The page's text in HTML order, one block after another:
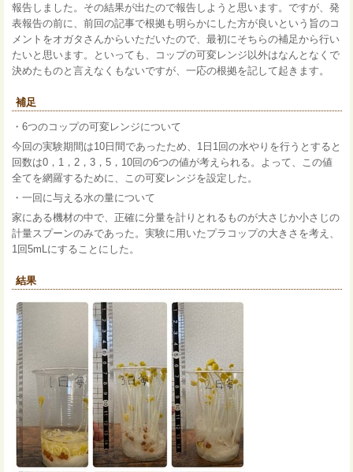
報告しました。その結果が出たので報告しようと思います。ですが、発
表報告の前に、前回の記事で根拠も明らかにした方が良いという旨のコ
メントをオガタさんからいただいたので、最初にそちらの補足から行い
たいと思います。といっても、コップの可変レンジ以外はなんとなくで
決めたものと言えなくもないですが、一応の根拠を記して起きます。
補足
・6つのコップの可変レンジについて
今回の実験期間は10日間であったため、1日1回の水やりを行うとすると
回数は0，1，2，3，5，10回の6つの値が考えられる。よって、この値
全てを網羅するために、この可変レンジを設定した。
・一回に与える水の量について
家にある機材の中で、正確に分量を計りとれるものが大さじか小さじの
計量スプーンのみであった。実験に用いたプラコップの大きさを考え、
1回5mLにすることにした。
結果